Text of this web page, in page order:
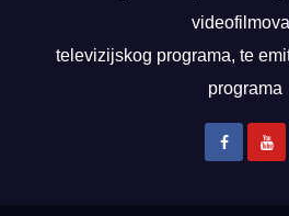
televizijskog programa, te
programa